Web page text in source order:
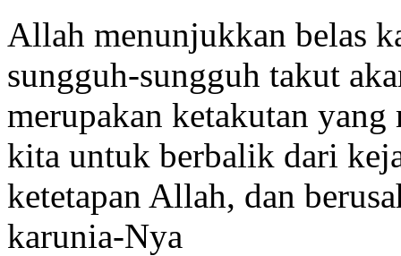
Allah menunjukkan belas
sungguh-sungguh takut
merupakan ketakutan
kita untuk berbalik dari
ketetapan Allah, dan
karunia-Nya